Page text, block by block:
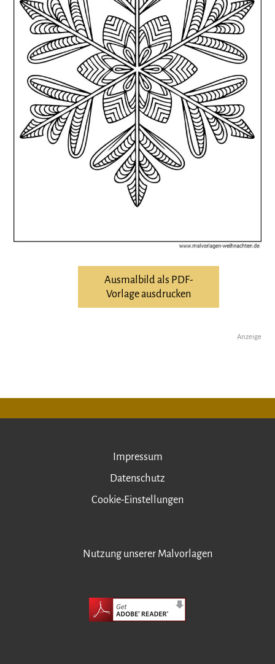
Ausmalbild als PDF-
Vorlage ausdrucken
Anzeige
Impressum
Datenschutz
Cookie-Einstellungen
Nutzung unserer Malvorlagen